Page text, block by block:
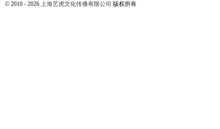
© 2010 - 2026 上海艺虎文化传播有限公司 版权所有